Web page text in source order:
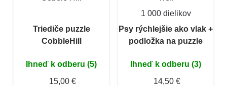
Triediče puzzle
CobbleHill
Ihneď k odberu (5)
15,00 €
1 000 dielikov
Psy rýchlejšie ako vlak +
podložka na puzzle
Ihneď k odberu (3)
14,50 €